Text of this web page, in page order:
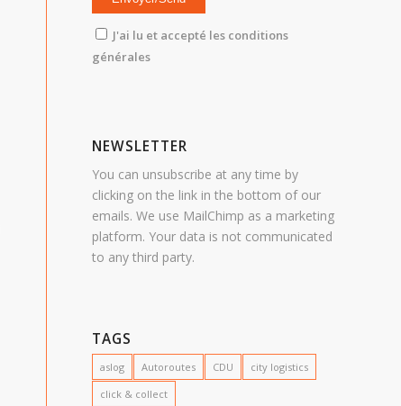
J'ai lu et accepté les conditions
générales
NEWSLETTER
You can unsubscribe at any time by
clicking on the link in the bottom of our
emails. We use MailChimp as a marketing
platform. Your data is not communicated
to any third party.
TAGS
aslog Autoroutes CDU
city logistics
click & collect